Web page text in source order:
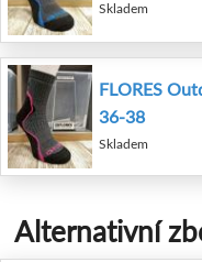
Skladem
FLORES
36-38
Skladem
Alternativní